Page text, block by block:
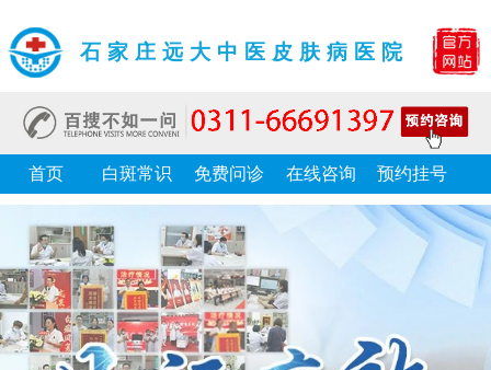
石家庄远大中医皮肤病医院
首页 白斑常识 免费问诊 在线咨询 预约挂号